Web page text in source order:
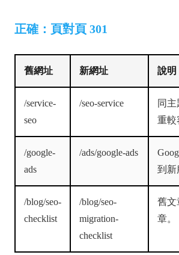
正確：頁對頁 301
舊網址 新網址 說明
/service-
seo
/seo-service
同
重較
/google-
ads
/ads/google-ads
到新
/blog/seo-
checklist
/blog/seo-
migration-
checklist
舊文
章。